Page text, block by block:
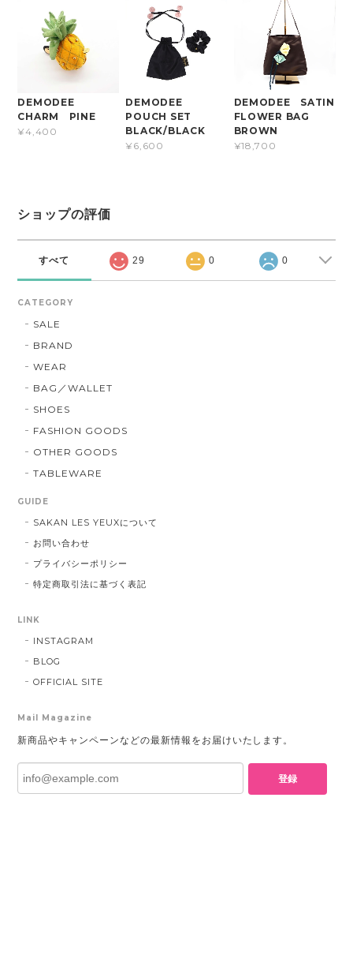
DEMODEE
CHARM PINE
¥4,400
DEMODEE
POUCH SET
BLACK/BLACK
¥6,600
DEMODEE SATIN
FLOWER BAG
BROWN
¥18,700
ショップの評価
すべて 29 0 0
CATEGORY
SALE
BRAND
WEAR
BAG／WALLET
SHOES
FASHION GOODS
OTHER GOODS
TABLEWARE
GUIDE
SAKAN LES YEUXについて
お問い合わせ
プライバシーポリシー
特定商取引法に基づく表記
LINK
INSTAGRAM
BLOG
OFFICIAL SITE
Mail Magazine
新商品やキャンペーンなどの最新情報をお届けいたします。
登録